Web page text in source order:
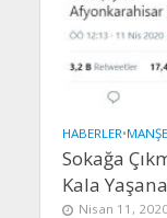
HABERLER•
Sokağa
Kala
Nisan 11,